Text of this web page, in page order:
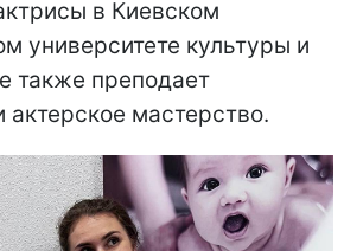
в Киевском
университете культуры и
также преподает
мастерство.